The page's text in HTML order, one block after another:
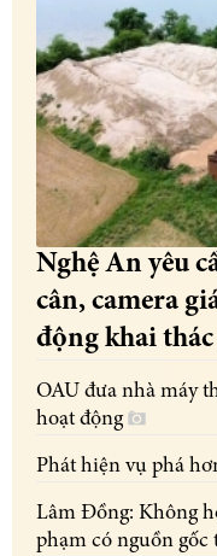
Nghệ An yêu
cân, camera
động khai
OAU đưa nhà máy
hoạt động
Lâm Đồng: Không
phạm có nguồn